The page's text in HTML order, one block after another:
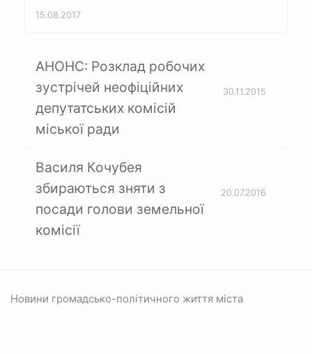
15.08.2017
АНОНС: Розклад робочих
зустрічей неофіційних
депутатських комісій
міської ради
30.11.2015
Василя Кочубея
збираються зняти з
посади голови земельної
комісії
20.07.2016
Новини громадсько-політичного життя міста